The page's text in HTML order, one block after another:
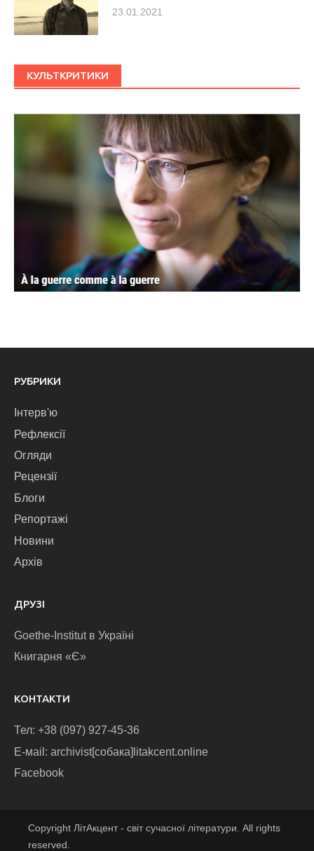
23.01.2021
КУЛЬТКРИТИКИ
РУБРИКИ
Інтерв'ю
Рефлексії
Огляди
Рецензії
Блоги
Репортажі
Новини
Архів
ДРУЗІ
Goethe-Institut в Україні
Книгарня «Є»
КОНТАКТИ
Тел: +38 (097) 927-45-36
E-маіl: archivist[собака]litakcent.online
Facebook
Copyright ЛітАкцент - світ сучасної літератури. All rights
reserved.